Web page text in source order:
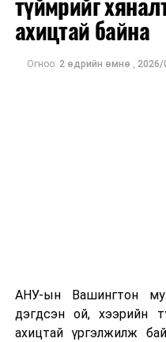
оны орлого 6.2
тэрбум рубльд хүрсэн
Одоогоор
түймрийг
ахицтай байна
Огноо: 2 өдрийн өмнө , 2026/
АНУ-ын Вашингтон
дэгдсэн ой, хээрийн
ахицтай үргэлжилж